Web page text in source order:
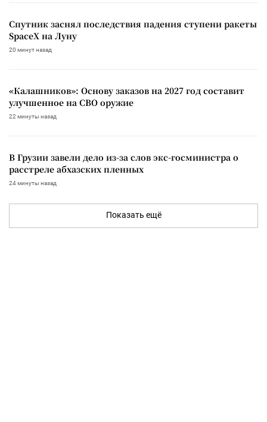
Спутник заснял последствия падения ступени ракеты
SpaceX на Луну
20 минут назад
«Калашников»: Основу заказов на 2027 год составит
улучшенное на СВО оружие
22 минуты назад
В Грузии завели дело из-за слов экс-госминистра о
расстреле абхазских пленных
24 минуты назад
Показать ещё